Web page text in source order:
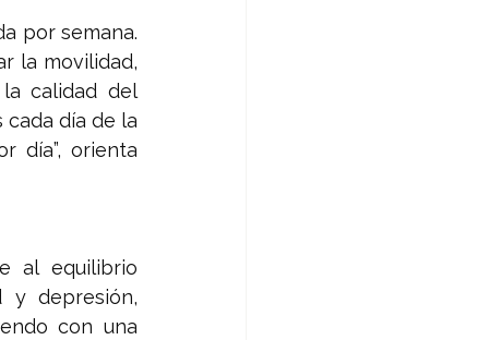
por semana.
la movilidad,
calidad del
cada día de la
día”, orienta
al equilibrio
y depresión,
con una